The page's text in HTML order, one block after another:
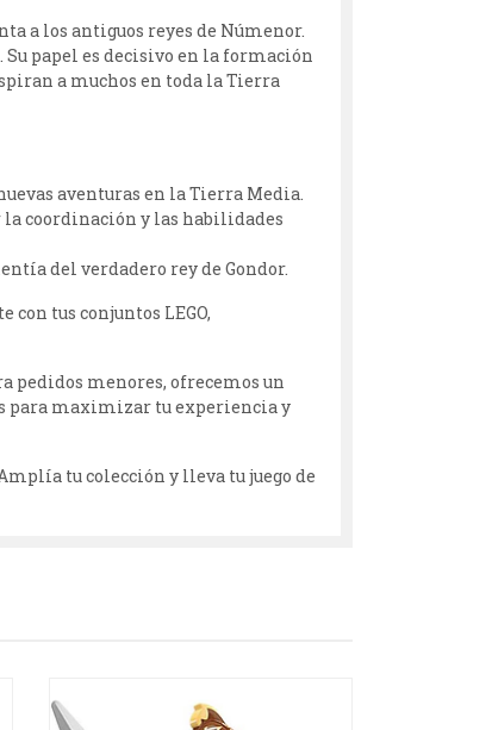
a los antiguos reyes de Númenor.
papel es decisivo en la formación
a muchos en toda la Tierra
aventuras en la Tierra Media.
la coordinación y las habilidades
del verdadero rey de Gondor.
tus conjuntos LEGO,
pedidos menores, ofrecemos un
para maximizar tu experiencia y
tu colección y lleva tu juego de